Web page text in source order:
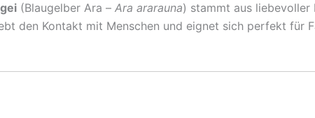
(Blaugelber Ara – Ara ararauna) stammt aus liebevoller
den Kontakt mit Menschen und eignet sich perfekt für